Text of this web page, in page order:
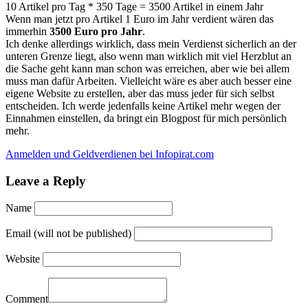
10 Artikel pro Tag * 350 Tage = 3500 Artikel in einem Jahr
Wenn man jetzt pro Artikel 1 Euro im Jahr verdient wären das
immerhin 3500 Euro pro Jahr.
Ich denke allerdings wirklich, dass mein Verdienst sicherlich an der
unteren Grenze liegt, also wenn man wirklich mit viel Herzblut an
die Sache geht kann man schon was erreichen, aber wie bei allem
muss man dafür Arbeiten. Vielleicht wäre es aber auch besser eine
eigene Website zu erstellen, aber das muss jeder für sich selbst
entscheiden. Ich werde jedenfalls keine Artikel mehr wegen der
Einnahmen einstellen, da bringt ein Blogpost für mich persönlich
mehr.
Anmelden und Geldverdienen bei Infopirat.com
Leave a Reply
Name
Email (will not be published)
Website
Comment